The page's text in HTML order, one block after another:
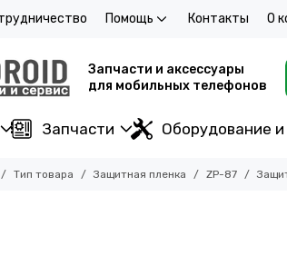
Помощь Контакты О
Запчасти и аксессуары
для мобильных телефонов
Запчасти Оборудование
Тип товара Защитная пленка ZP-87